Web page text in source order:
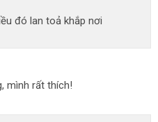
đó lan toả khắp nơi
mình rất thích!